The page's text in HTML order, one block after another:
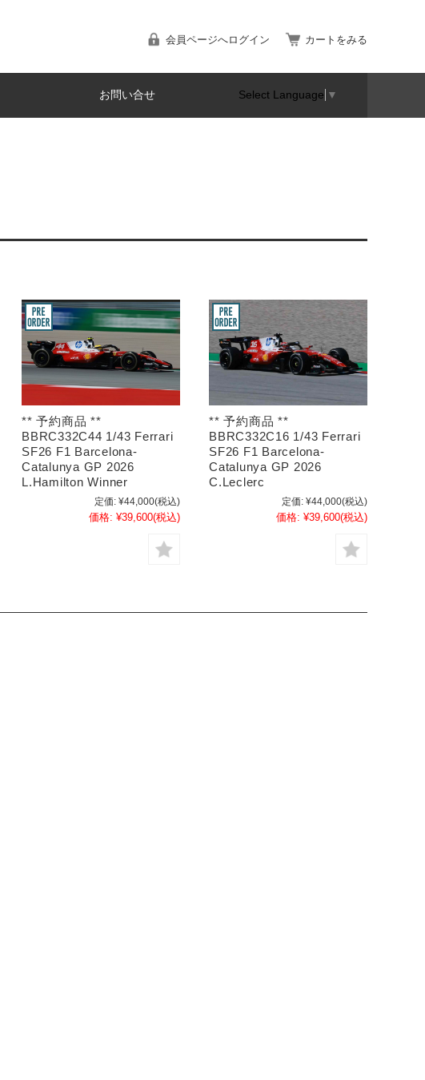
会員ページへログイン カートをみる
お問い合せ Select Language ▼
** 予約商品 **
BBRC332C44 1/43 Ferrari
SF26 F1 Barcelona-
Catalunya GP 2026
L.Hamilton Winner
定価: ¥44,000(税込)
価格: ¥39,600(税込)
** 予約商品 **
BBRC332C16 1/43 Ferrari
SF26 F1 Barcelona-
Catalunya GP 2026
C.Leclerc
定価: ¥44,000(税込)
価格: ¥39,600(税込)